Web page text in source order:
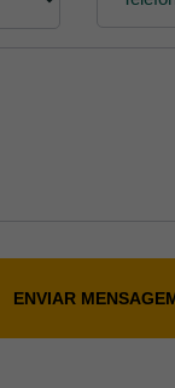
ENVIAR